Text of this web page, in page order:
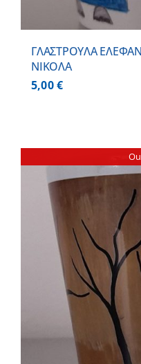
ΓΛΑΣΤΡΟΥΛΑ
ΝΙΚΟΛΑ
5,00€